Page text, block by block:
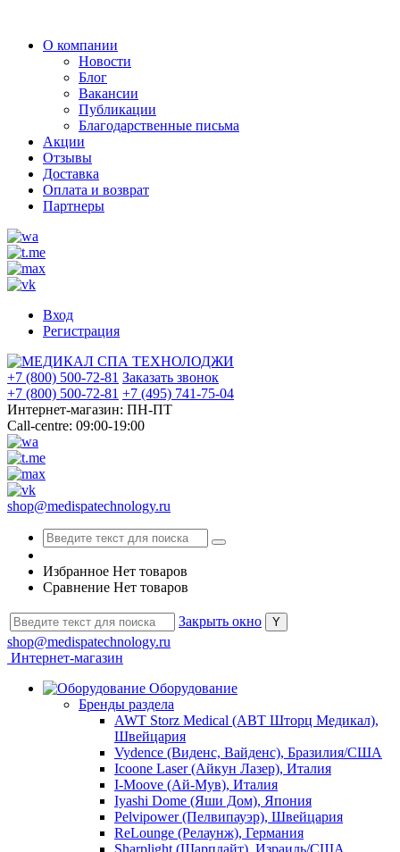
О компании
Новости
Блог
Вакансии
Публикации
Благодарственные письма
Акции
Отзывы
Доставка
Оплата и возврат
Партнеры
Вход
Регистрация
+7 (800) 500-72-81 Заказать звонок
+7 (800) 500-72-81 +7 (495) 741-75-04
Интернет-магазин: ПН-ПТ
Call-centre: 09:00-19:00
shop@medispatechnology.ru
Избранное Нет товаров
Сравнение Нет товаров
Закрыть окно
shop@medispatechnology.ru
Интернет-магазин
Оборудование
Бренды раздела
AWT Storz Medical (АВТ Шторц Медикал),
Швейцария
Vydence (Виденс, Вайденс), Бразилия/США
Icoone Laser (Айкун Лазер), Италия
I-Moove (Ай-Мув), Италия
Iyashi Dome (Яши Дом), Япония
Pelvipower (Пелвипауэр), Швейцария
ReLounge (Релаунж), Германия
Sharplight (Шарплайт), Израиль/США